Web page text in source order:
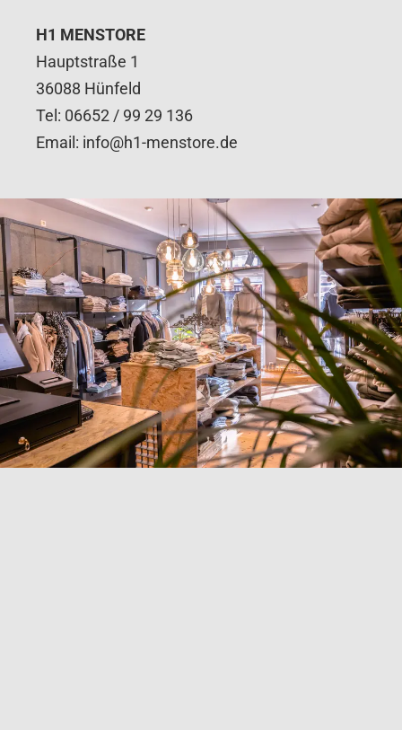
H1 MENSTORE
Hauptstraße 1
36088 Hünfeld
Tel: 06652 / 99 29 136
Email: info@h1-menstore.de